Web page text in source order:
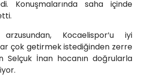
Konuşmalarında saha içinde
Kocaelispor’u iyi
çok getirmek istediğinden zerre
Selçuk İnan hocanın doğrularla